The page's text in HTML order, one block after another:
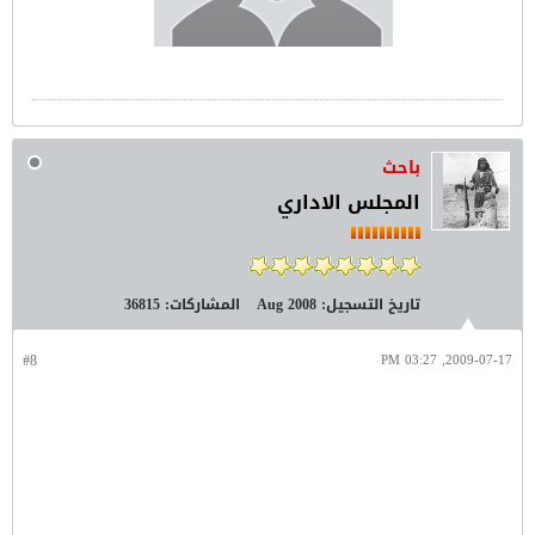
باحث
المجلس الاداري
تاريخ التسجيل: Aug 2008 المشاركات: 36815
#8 2009-07-17, 03:27 PM